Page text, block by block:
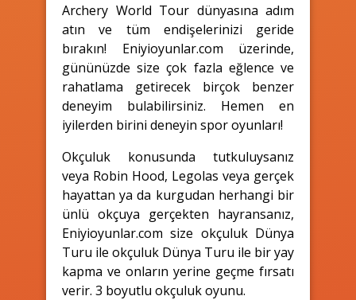
Archery World Tour dünyasına adım
atın ve tüm endişelerinizi geride
bırakın! Eniyioyunlar.com üzerinde,
gününüzde size çok fazla eğlence ve
rahatlama getirecek birçok benzer
deneyim bulabilirsiniz. Hemen en
iyilerden birini deneyin spor oyunları!
Okçuluk konusunda tutkuluysanız
veya Robin Hood, Legolas veya gerçek
hayattan ya da kurgudan herhangi bir
ünlü okçuya gerçekten hayransanız,
Eniyioyunlar.com size okçuluk Dünya
Turu ile okçuluk Dünya Turu ile bir yay
kapma ve onların yerine geçme fırsatı
verir. 3 boyutlu okçuluk oyunu.